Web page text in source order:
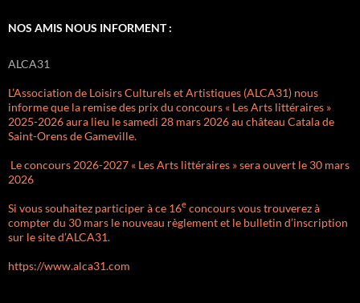
NOS AMIS NOUS INFORMENT :
ALCA31
L’Association de Loisirs Culturels et Artistiques (ALCA31) nous
informe que la remise des prix du concours « Les Arts littéraires »
2025-2026 aura lieu le samedi 28 mars 2026 au château Catala de
Saint-Orens de Gameville.
Le concours 2026-2027 « Les Arts littéraires » sera ouvert le 30 mars
2026
Si vous souhaitez participer à ce 16e concours vous trouverez à
compter du 30 mars le nouveau règlement et le bulletin d’inscription
sur le site d’ALCA31.
https://www.alca31.com